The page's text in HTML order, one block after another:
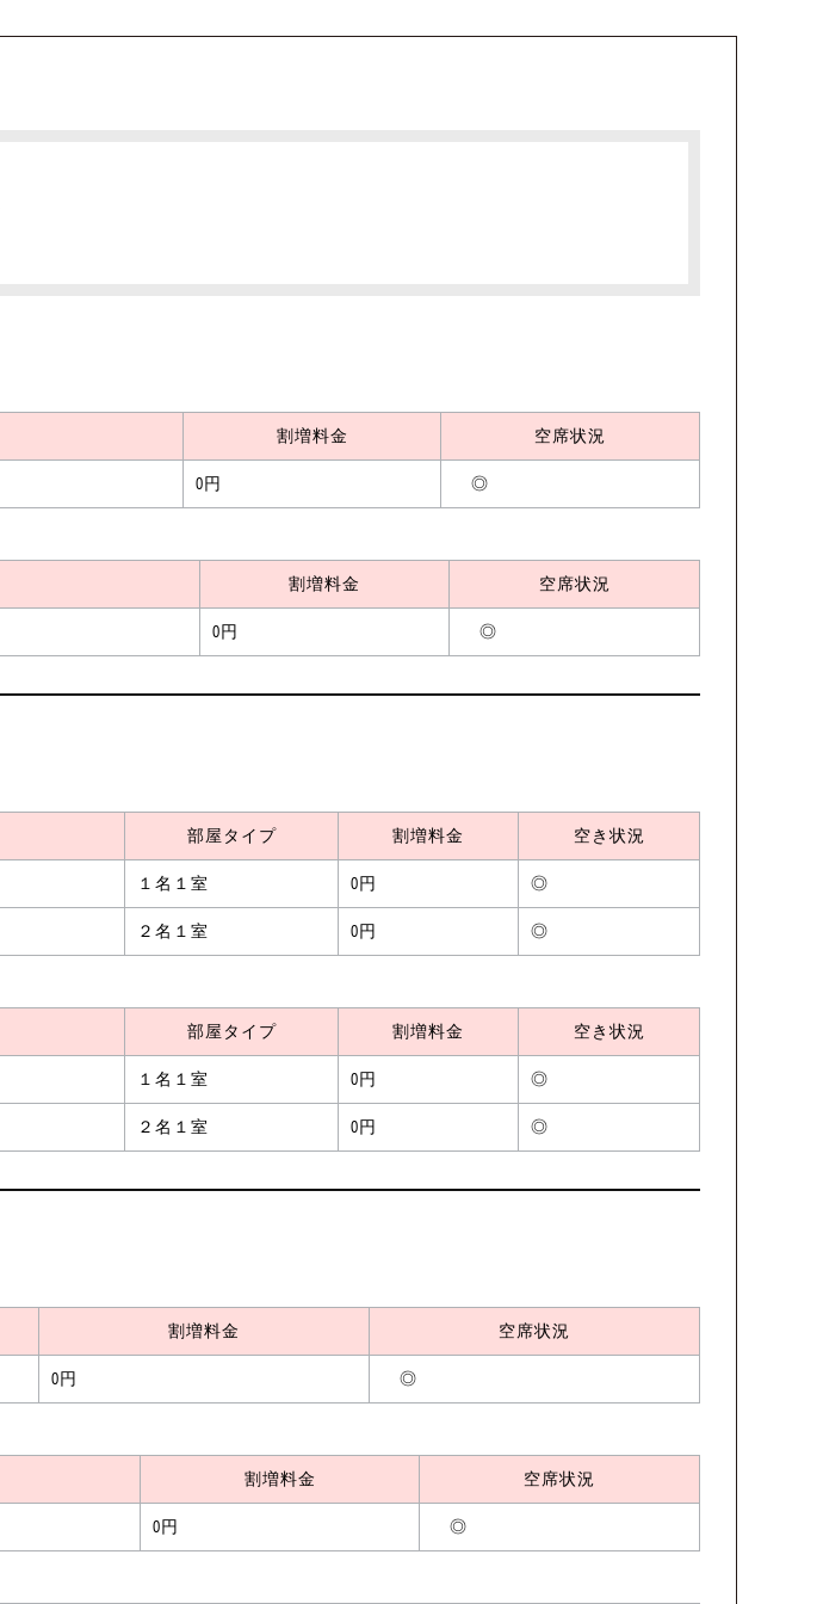
割増料金 空席状況
0円 ◎
割増料金 空席状況
0円 ◎
部屋タイプ 割増料金 空き状況
１名１室 0円 ◎
２名１室 0円 ◎
部屋タイプ 割増料金 空き状況
１名１室 0円 ◎
２名１室 0円 ◎
割増料金 空席状況
0円 ◎
割増料金 空席状況
0円 ◎